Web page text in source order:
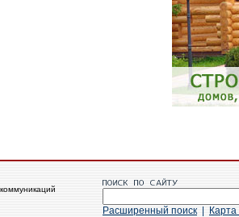
Расширенный поиск Карта